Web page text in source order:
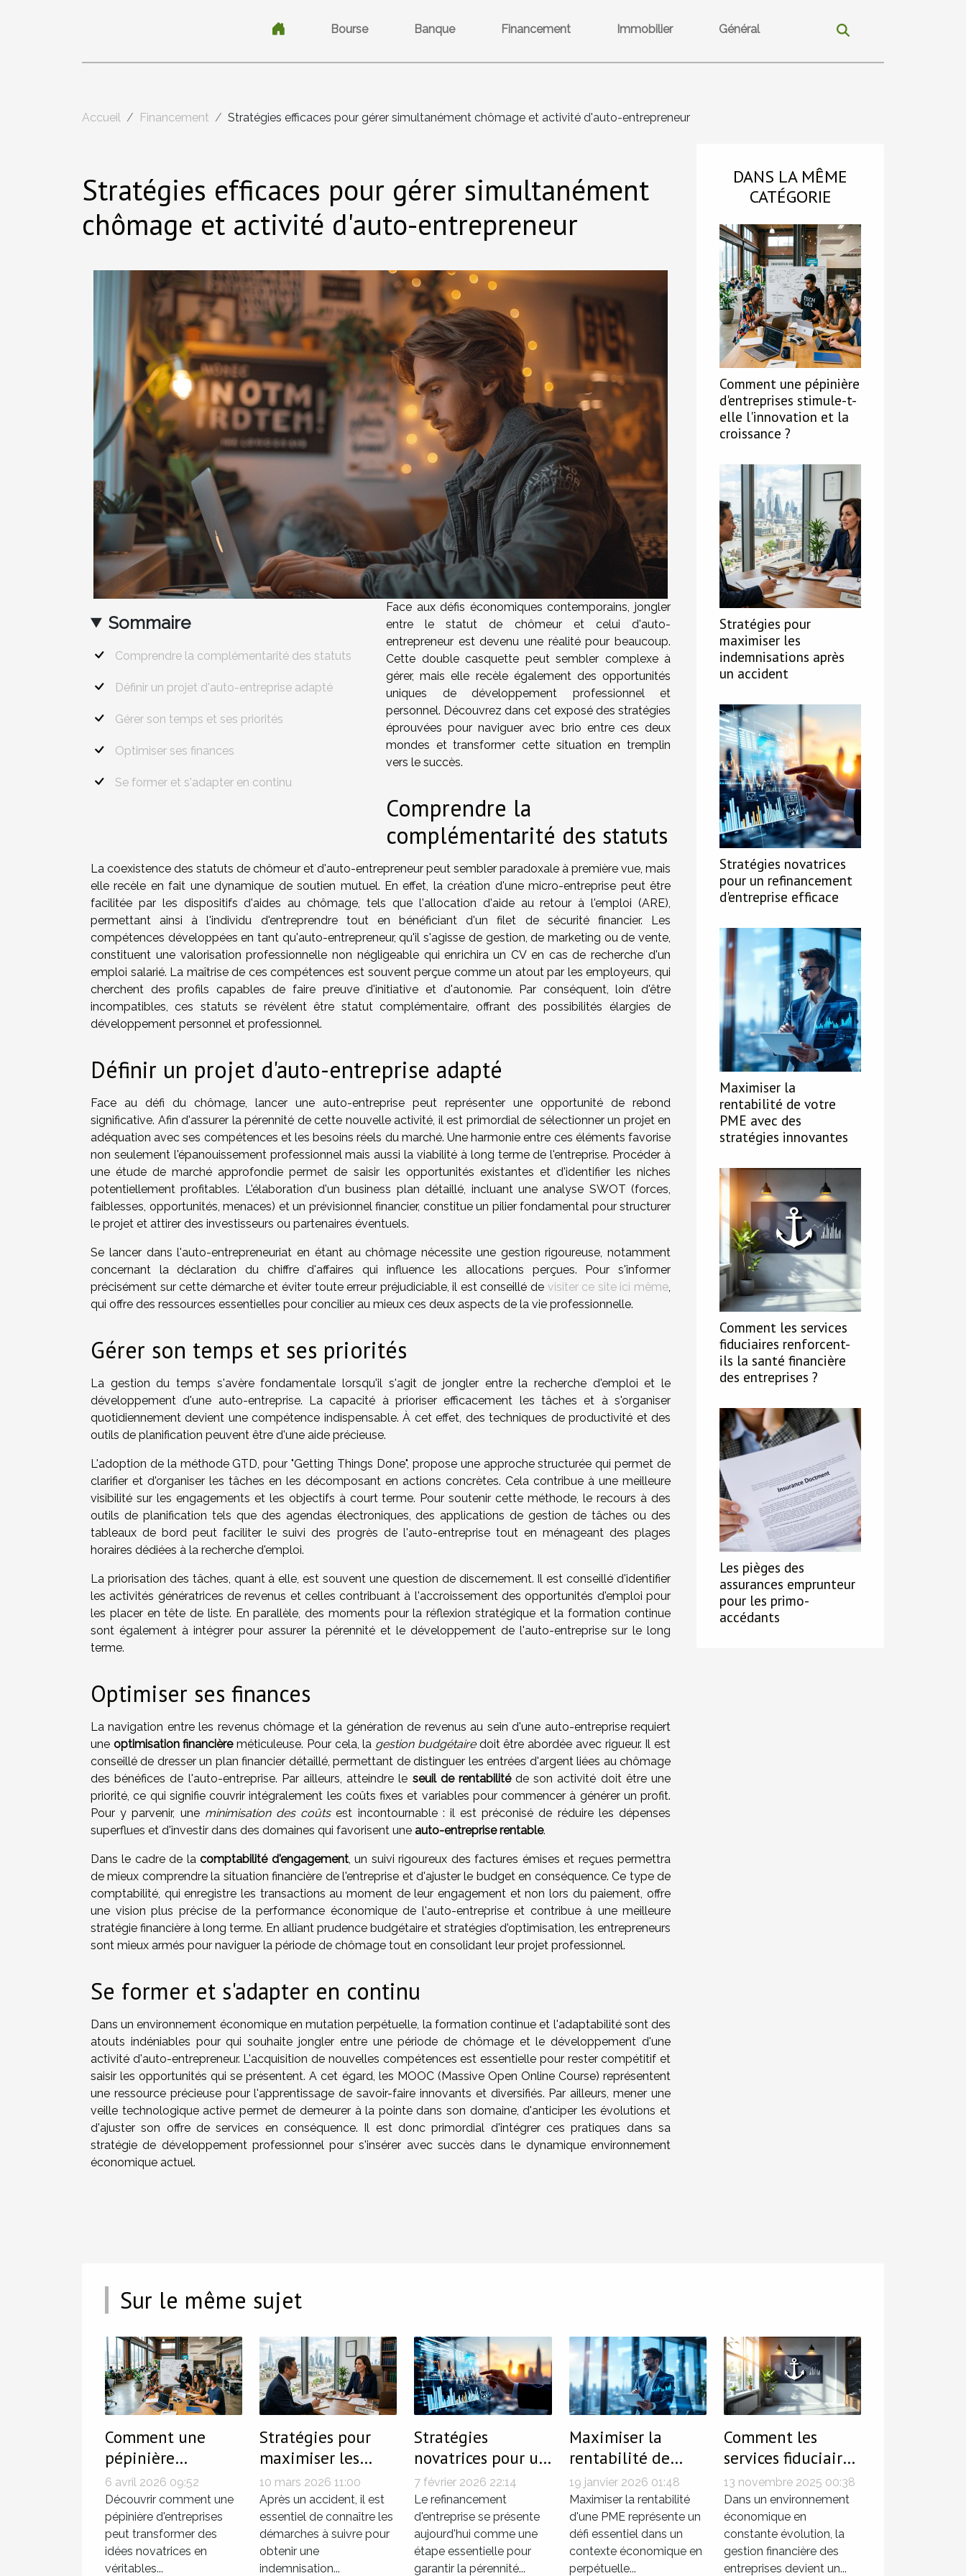
Bourse Banque Financement Immobilier Général
Accueil Financement Stratégies efficaces pour gérer simultanément chômage et activité d'auto-entrepreneur
Stratégies efficaces pour gérer simultanément
chômage et activité d'auto-entrepreneur
Sommaire
Comprendre la complémentarité des statuts
Définir un projet d'auto-entreprise adapté
Gérer son temps et ses priorités
Optimiser ses finances
Se former et s'adapter en continu
Face aux défis économiques contemporains, jongler
entre le statut de chômeur et celui d'auto-
entrepreneur est devenu une réalité pour beaucoup.
Cette double casquette peut sembler complexe à
gérer, mais elle recèle également des opportunités
uniques de développement professionnel et
personnel. Découvrez dans cet exposé des stratégies
éprouvées pour naviguer avec brio entre ces deux
mondes et transformer cette situation en tremplin
vers le succès.
Comprendre la
complémentarité des statuts
La coexistence des statuts de chômeur et d'auto-entrepreneur peut sembler paradoxale à première vue, mais
elle recèle en fait une dynamique de soutien mutuel. En effet, la création d'une micro-entreprise peut être
facilitée par les dispositifs d'aides au chômage, tels que l'allocation d'aide au retour à l'emploi (ARE),
permettant ainsi à l'individu d'entreprendre tout en bénéficiant d'un filet de sécurité financier. Les
compétences développées en tant qu'auto-entrepreneur, qu'il s'agisse de gestion, de marketing ou de vente,
constituent une valorisation professionnelle non négligeable qui enrichira un CV en cas de recherche d'un
emploi salarié. La maîtrise de ces compétences est souvent perçue comme un atout par les employeurs, qui
cherchent des profils capables de faire preuve d'initiative et d'autonomie. Par conséquent, loin d'être
incompatibles, ces statuts se révèlent être statut complémentaire, offrant des possibilités élargies de
développement personnel et professionnel.
Définir un projet d'auto-entreprise adapté
Face au défi du chômage, lancer une auto-entreprise peut représenter une opportunité de rebond
significative. Afin d'assurer la pérennité de cette nouvelle activité, il est primordial de sélectionner un projet en
adéquation avec ses compétences et les besoins réels du marché. Une harmonie entre ces éléments favorise
non seulement l'épanouissement professionnel mais aussi la viabilité à long terme de l'entreprise. Procéder à
une étude de marché approfondie permet de saisir les opportunités existantes et d'identifier les niches
potentiellement profitables. L'élaboration d'un business plan détaillé, incluant une analyse SWOT (forces,
faiblesses, opportunités, menaces) et un prévisionnel financier, constitue un pilier fondamental pour structurer
le projet et attirer des investisseurs ou partenaires éventuels.
Se lancer dans l'auto-entrepreneuriat en étant au chômage nécessite une gestion rigoureuse, notamment
concernant la déclaration du chiffre d'affaires qui influence les allocations perçues. Pour s'informer
précisément sur cette démarche et éviter toute erreur préjudiciable, il est conseillé de visiter ce site ici même
qui offre des ressources essentielles pour concilier au mieux ces deux aspects de la vie professionnelle.
Gérer son temps et ses priorités
La gestion du temps s'avère fondamentale lorsqu'il s'agit de jongler entre la recherche d'emploi et le
développement d'une auto-entreprise. La capacité à prioriser efficacement les tâches et à s'organiser
quotidiennement devient une compétence indispensable. À cet effet, des techniques de productivité et des
outils de planification peuvent être d'une aide précieuse.
L'adoption de la méthode GTD, pour "Getting Things Done", propose une approche structurée qui permet de
clarifier et d'organiser les tâches en les décomposant en actions concrètes. Cela contribue à une meilleure
visibilité sur les engagements et les objectifs à court terme. Pour soutenir cette méthode, le recours à des
outils de planification tels que des agendas électroniques, des applications de gestion de tâches ou des
tableaux de bord peut faciliter le suivi des progrès de l'auto-entreprise tout en ménageant des plages
horaires dédiées à la recherche d'emploi.
La priorisation des tâches, quant à elle, est souvent une question de discernement. Il est conseillé d'identifier
les activités génératrices de revenus et celles contribuant à l'accroissement des opportunités d'emploi pour
les placer en tête de liste. En parallèle, des moments pour la réflexion stratégique et la formation continue
sont également à intégrer pour assurer la pérennité et le développement de l'auto-entreprise sur le long
terme.
Optimiser ses finances
La navigation entre les revenus chômage et la génération de revenus au sein d'une auto-entreprise requiert
une optimisation financièreméticuleuse. Pour cela, la gestion budgétairedoit être abordée avec rigueur. Il est
conseillé de dresser un plan financier détaillé, permettant de distinguer les entrées d'argent liées au chômage
des bénéfices de l'auto-entreprise. Par ailleurs, atteindre le seuil de rentabilitéde son activité doit être une
priorité, ce qui signifie couvrir intégralement les coûts fixes et variables pour commencer à générer un profit.
Pour y parvenir, une minimisation des coûtsest incontournable : il est préconisé de réduire les dépenses
superflues et d'investir dans des domaines qui favorisent une auto-entreprise rentable.
Dans le cadre de lacomptabilité d'engagement, un suivi rigoureux des factures émises et reçues permettra
de mieux comprendre la situation financière de l'entreprise et d'ajuster le budget en conséquence. Ce type de
comptabilité, qui enregistre les transactions au moment de leur engagement et non lors du paiement, offre
une vision plus précise de la performance économique de l'auto-entreprise et contribue à une meilleure
stratégie financière à long terme. En alliant prudence budgétaire et stratégies d'optimisation, les entrepreneurs
sont mieux armés pour naviguer la période de chômage tout en consolidant leur projet professionnel.
Se former et s'adapter en continu
Dans un environnement économique en mutation perpétuelle, la formation continue et l'adaptabilité sont des
atouts indéniables pour qui souhaite jongler entre une période de chômage et le développement d'une
activité d'auto-entrepreneur. L'acquisition de nouvelles compétences est essentielle pour rester compétitif et
saisir les opportunités qui se présentent. A cet égard, les MOOC (Massive Open Online Course) représentent
une ressource précieuse pour l'apprentissage de savoir-faire innovants et diversifiés. Par ailleurs, mener une
veille technologique active permet de demeurer à la pointe dans son domaine, d'anticiper les évolutions et
d'ajuster son offre de services en conséquence. Il est donc primordial d'intégrer ces pratiques dans sa
stratégie de développement professionnel pour s'insérer avec succès dans le dynamique environnement
économique actuel.
DANS LA MÊME
CATÉGORIE
Comment une pépinière
d'entreprises stimule-t-
elle l'innovation et la
croissance ?
Stratégies pour
maximiser les
indemnisations après
un accident
Stratégies novatrices
pour un refinancement
d'entreprise efficace
Maximiser la
rentabilité de votre
PME avec des
stratégies innovantes
Comment les services
fiduciaires renforcent-
ils la santé financière
des entreprises ?
Les pièges des
assurances emprunteur
pour les primo-
accédants
Sur le même sujet
Comment une
pépinière
d'entreprises
stimule-t-elle
l'innovation et la
croissance ?
6 avril 2026 09:52
Découvrir comment une
pépinière d'entreprises
peut transformer des
idées novatrices en
véritables...
Stratégies pour
maximiser les
indemnisations
après un accident
10 mars 2026 11:00
Après un accident, il est
essentiel de connaître les
démarches à suivre pour
obtenir une
indemnisation...
Stratégies
novatrices pour un
refinancement
d'entreprise
efficace
7 février 2026 22:14
Le refinancement
d'entreprise se présente
aujourd'hui comme une
étape essentielle pour
garantir la pérennité...
Maximiser la
rentabilité de
votre PME avec
des stratégies
innovantes
19 janvier 2026 01:48
Maximiser la rentabilité
d'une PME représente un
défi essentiel dans un
contexte économique en
perpétuelle...
Comment les
services fiduciaires
renforcent-ils la
santé financière
des entreprises ?
13 novembre 2025 00:38
Dans un environnement
économique en
constante évolution, la
gestion financière des
entreprises devient un...